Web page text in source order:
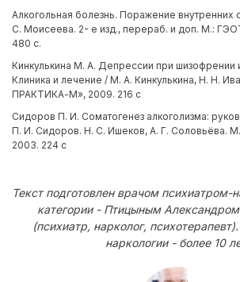
Алкогольная болезнь. Поражение внутренних
С. Моисеева. 2- е изд., перераб. и доп. М.:
480 с.
Кинкулькина М. А. Депрессии при шизофрении
Клиника и лечение / М. А. Кинкулькина, Н. Н.
ПРАКТИКА-М», 2009. 216 с
Сидоров П. И. Соматогенез алкоголизма:
П. И. Сидоров. Н. С. Ишеков, А. Г. Соловьёва.
2003. 224 с
Текст подготовлен врачом
категории - Птицыным
(психиатр, нарколог,
наркологии - более 10